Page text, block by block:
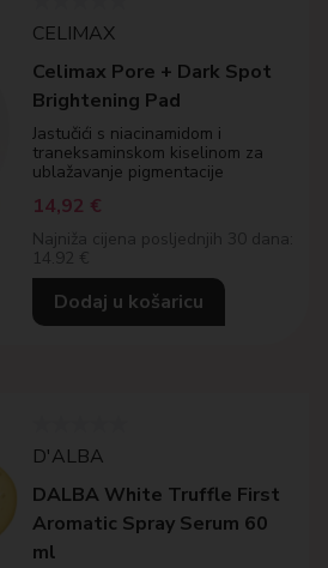
CELIMAX
Celimax Pore + Dark Spot
Brightening Pad
Jastučići s niacinamidom i
traneksaminskom kiselinom za
ublažavanje pigmentacije
14,92 €
Najniža cijena posljednjih 30 dana:
14.92 €
Dodaj u košaricu
D'ALBA
DALBA White Truffle First
Aromatic Spray Serum 60
ml